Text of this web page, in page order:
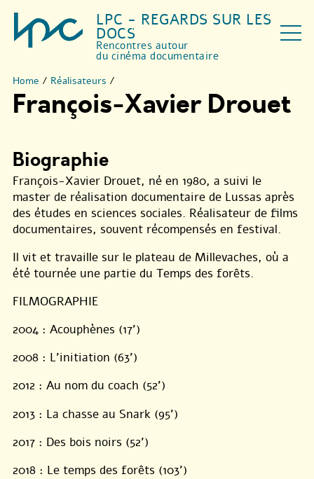
LPC - REGARDS SUR LES
DOCS
Rencontres autour
du cinéma documentaire
Home / Réalisateurs /
François-Xavier Drouet
Biographie
François-Xavier Drouet, né en 1980, a suivi le
master de réalisation documentaire de Lussas après
des études en sciences sociales. Réalisateur de films
documentaires, souvent récompensés en festival.
Il vit et travaille sur le plateau de Millevaches, où a
été tournée une partie du​ Temps des forêts​.
FILMOGRAPHIE
2004 :​ Acouphènes​ (17’)
2008 :​ L’initiation​ (63’)
2012 :​ Au nom du coach​ (52’)
2013 : ​La chasse au Snark​ (95’)
2017 :​ Des bois noirs​ (52’)
2018 : Le temps des forêts (103’)